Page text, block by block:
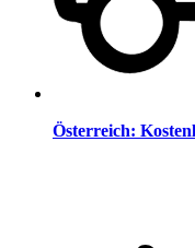
Österreich: